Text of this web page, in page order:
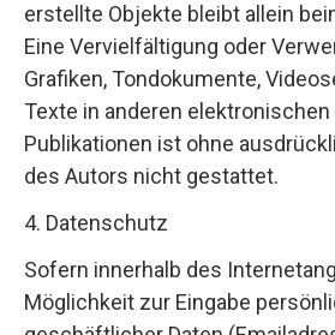
erstellte Objekte bleibt allein
Eine Vervielfältigung oder
Grafiken, Tondokumente,
Texte in anderen
Publikationen ist ohne
des Autors nicht gestattet.
4. Datenschutz
Sofern innerhalb des
Möglichkeit zur Eingabe